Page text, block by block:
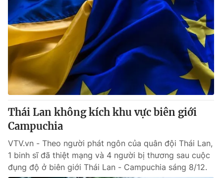
Thái Lan không kích khu vực biên giới
Campuchia
VTV.vn - Theo người phát ngôn của quân đội Thái Lan,
1 binh sĩ đã thiệt mạng và 4 người bị thương sau cuộc
đụng độ ở biên giới Thái Lan - Campuchia sáng 8/12.